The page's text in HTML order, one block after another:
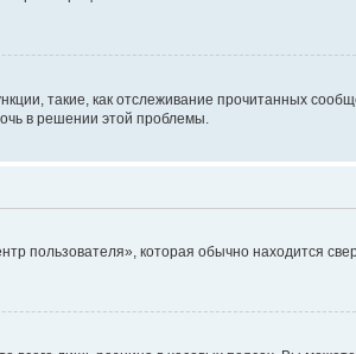
такие, как отслеживание прочитанных
в решении этой проблемы.
пользователя», которая обычно находится